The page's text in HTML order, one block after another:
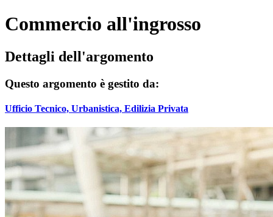
Commercio all'ingrosso
Dettagli dell'argomento
Questo argomento è gestito da:
Ufficio Tecnico, Urbanistica, Edilizia Privata